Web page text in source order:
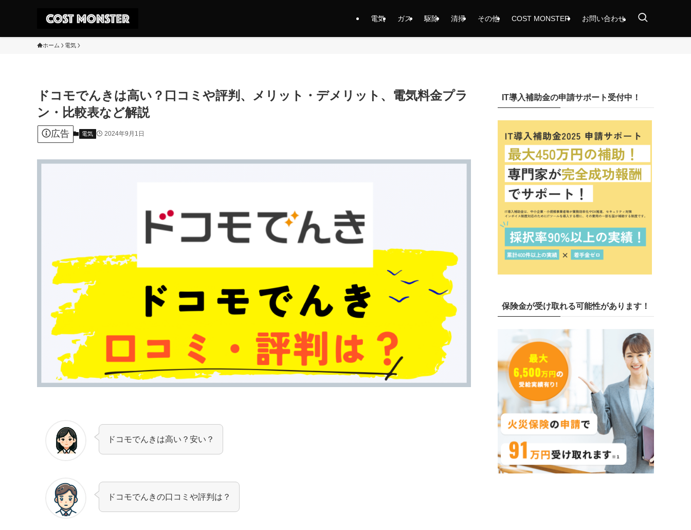
電気 ガス 駆除 清掃 その他 COST MONSTER お問い合わせ
ホーム 電気
ドコモでんきは高い？口コミや評判、メリット・デメリット、電気料金プラ
ン・比較表など解説
広告 電気 2024年9月1日
ドコモでんきは高い？安い？
ドコモでんきの口コミや評判は？
IT導入補助金の申請サポート受付中！
保険金が受け取れる可能性があります！